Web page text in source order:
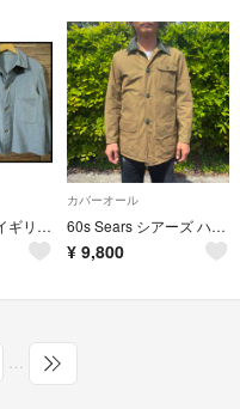
40s ビンテージ イギリス軍 WWII プリズナー ジャケット カバーオール
カバーオール
60s Sears シアーズ ハンティング ジャケット M カーキベージュ
¥ 9,800
…